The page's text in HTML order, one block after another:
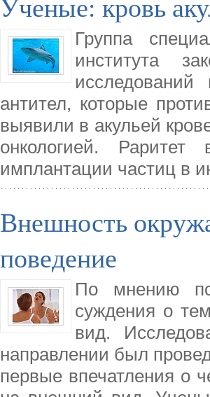
Группа
института
антител, которые
выявили в акульей
онкологией.
имплантации частиц в
Внешность
поведение
По мнению
суждения о
вид.
направлении был
первые впечатления о